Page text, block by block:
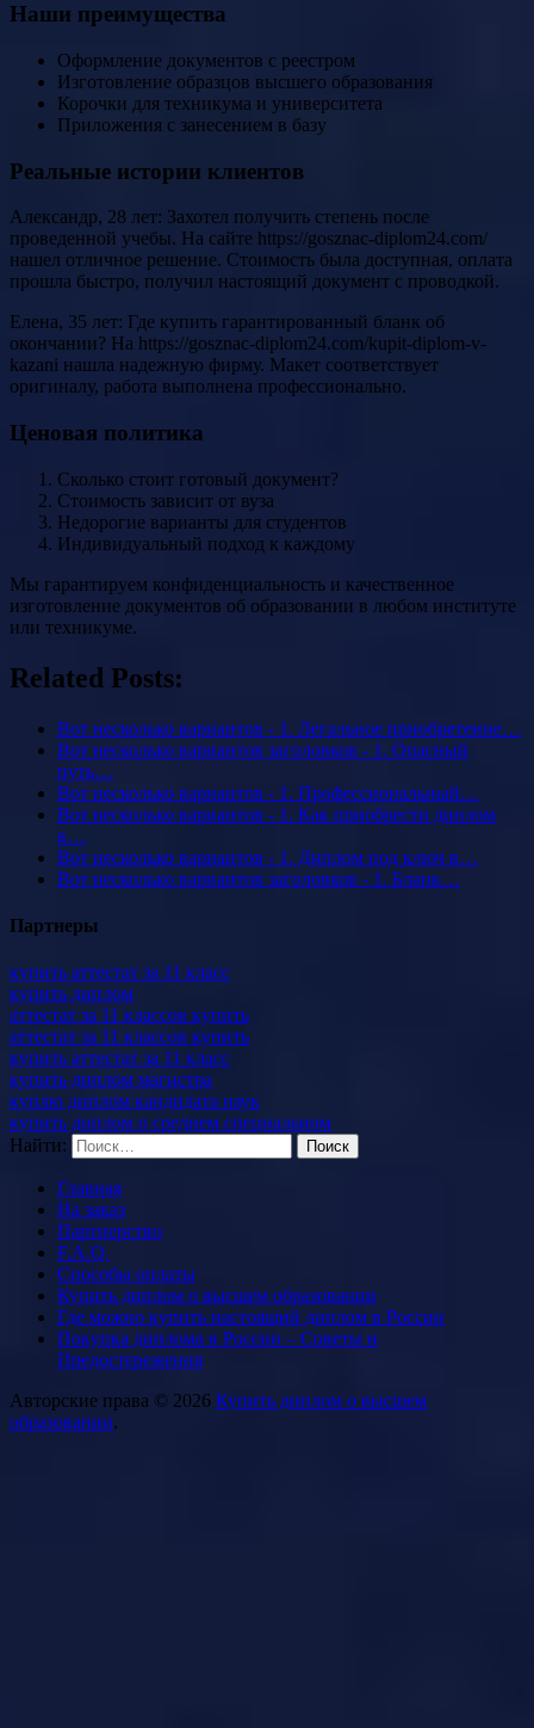
Наши преимущества
Оформление документов с реестром
Изготовление образцов высшего образования
Корочки для техникума и университета
Приложения с занесением в базу
Реальные истории клиентов
Александр, 28 лет: Захотел получить степень после
проведенной учебы. На сайте https://gosznac-diplom24.com/
нашел отличное решение. Стоимость была доступная, оплата
прошла быстро, получил настоящий документ с проводкой.
Елена, 35 лет: Где купить гарантированный бланк об
окончании? На https://gosznac-diplom24.com/kupit-diplom-v-
kazani нашла надежную фирму. Макет соответствует
оригиналу, работа выполнена профессионально.
Ценовая политика
Сколько стоит готовый документ?
Стоимость зависит от вуза
Недорогие варианты для студентов
Индивидуальный подход к каждому
Мы гарантируем конфиденциальность и качественное
изготовление документов об образовании в любом институте
или техникуме.
Related Posts:
Вот несколько вариантов - 1. Легальное приобретение…
Вот несколько вариантов заголовков - 1. Опасный
путь…
Вот несколько вариантов - 1. Профессиональный…
Вот несколько вариантов - 1. Как приобрести диплом
в…
Вот несколько вариантов - 1. Диплом под ключ в…
Вот несколько вариантов заголовков - 1. Бланк…
Партнеры
купить аттестат за 11 класс
купить диплом
аттестат за 11 классов купить
аттестат за 11 классов купить
купить аттестат за 11 класс
купить диплом магистра
куплю диплом кандидата наук
купить диплом о среднем специальном
Найти:
Главная
На заказ
Партнерство
F.A.Q.
Способы оплаты
Купить диплом о высшем образовании
Где можно купить настоящий диплом в России
Покупка диплома в России – Советы и
Предостережения
Авторские права © 2026 Купить диплом о высшем
образовании.